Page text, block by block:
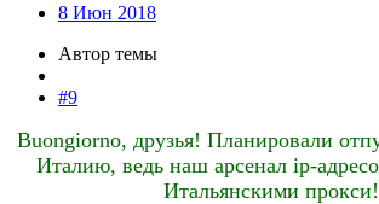
8 Июн 2018
Автор темы
#9
Buongiorno, друзья! Планировали
Италию, ведь наш арсенал ip-
Итальянскими прокси!